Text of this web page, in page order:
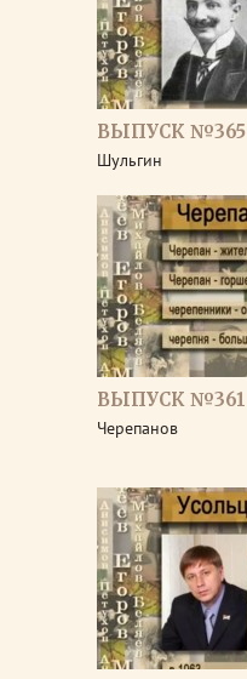
ВЫПУСК №365
Шульгин
ВЫПУСК №361
Черепанов